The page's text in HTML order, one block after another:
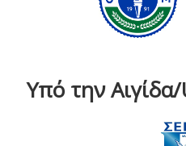
Υπό την